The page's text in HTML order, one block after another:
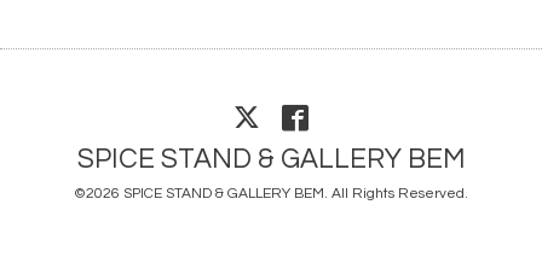
SPICE STAND & GALLERY BEM
©2026 SPICE STAND & GALLERY BEM. All Rights Reserved.